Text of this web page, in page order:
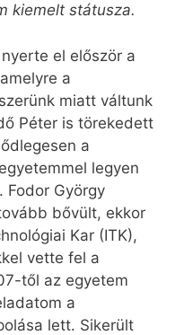
kiemelt státusza.
el először a
a
miatt váltunk
Péter is törekedett
a
legyen
Fodor György
bővült, ekkor
Kar (ITK),
vette fel a
től az egyetem
a
lett. Sikerült